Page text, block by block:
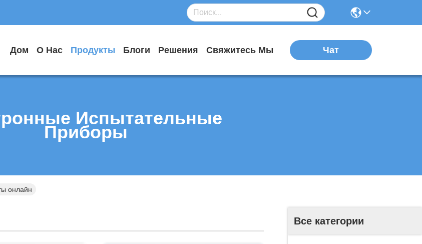
Дом О Нас Продукты Блоги Решения Свяжитесь Мы Чат
Испытательные
Приборы
онлайн
Все категории